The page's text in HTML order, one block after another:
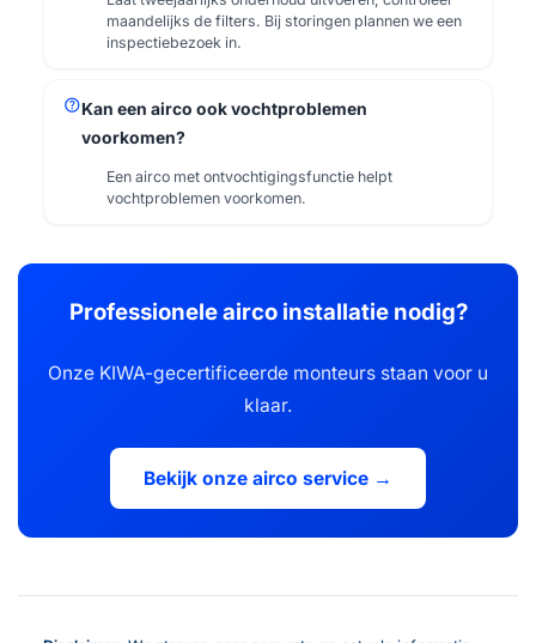
maandelijks de filters. Bij storingen plannen we een
inspectiebezoek in.
helpKan een airco ook vochtproblemen
voorkomen?
Een airco met ontvochtigingsfunctie helpt
vochtproblemen voorkomen.
Professionele airco installatie nodig?
Onze KIWA-gecertificeerde monteurs staan voor u
klaar.
Bekijk onze airco service →